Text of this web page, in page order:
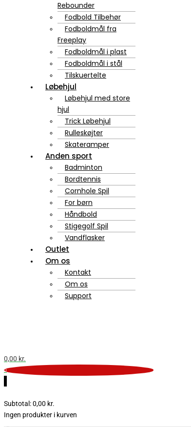
Rebounder
Fodbold Tilbehør
Fodboldmål fra
Freeplay
Fodboldmål i plast
Fodboldmål i stål
Tilskuertelte
Løbehjul
Løbehjul med store
hjul
Trick Løbehjul
Rulleskøjter
Skateramper
Anden sport
Badminton
Bordtennis
Cornhole Spil
For børn
Håndbold
Stigegolf Spil
Vandflasker
Outlet
Om os
Kontakt
Om os
Support
0,00 kr.
0
Subtotal:0,00 kr.
Ingen produkter i kurven